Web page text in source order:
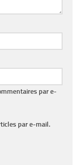
par e-
par e-mail.